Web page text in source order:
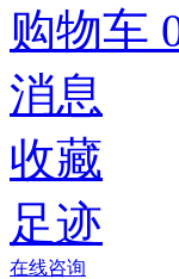
购物车
消息
收藏
足迹
在线咨询